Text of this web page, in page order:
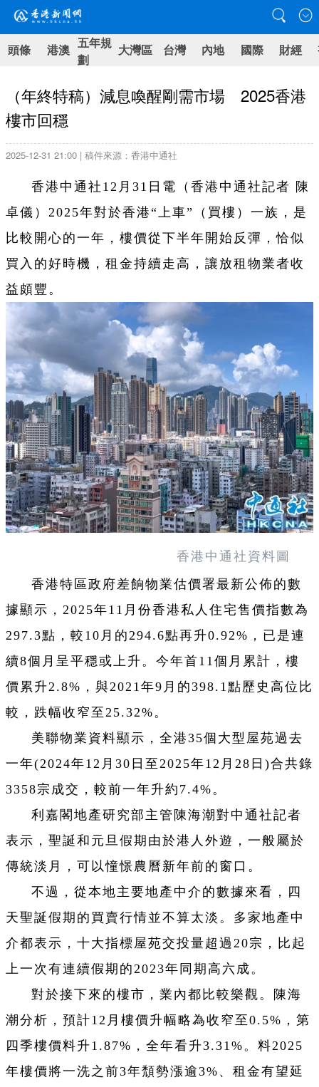
頭條 港澳 五年規
劃
大灣區 台灣 內地 國際 財經
（年終特稿）減息喚醒剛需市場 2025香港
樓市回穩
2025-12-31 21:00 | 稿件來源：香港中通社
香港中通社12月31日電（ 香港中通社記者 陳
卓儀） 2025年對於香港“上車”（買樓）一族，是
比較開心的一年，樓價從下半年開始反彈，恰似
買入的好時機，租金持續走高，讓放租物業者收
益頗豐。
香港中通社資料圖
香港特區政府差餉物業估價署最新公佈的數
據顯示，2025年11月份香港私人住宅售價指數為
297.3點，較10月的294.6點再升0.92%，已是連
續8個月呈平穩或上升。今年首11個月累計，樓
價累升2.8%，與2021年9月的398.1點歷史高位比
較，跌幅收窄至25.32%。
美聯物業資料顯示，全港35個大型屋苑過去
一年(2024年12月30日至2025年12月28日)合共錄
3358宗成交，較前一年升約7.4%。
利嘉閣地產研究部主管陳海潮對中通社記者
表示，聖誕和元旦假期由於港人外遊，一般屬於
傳統淡月，可以憧憬農曆新年前的窗口。
不過，從本地主要地產中介的數據來看，四
天聖誕假期的買賣行情並不算太淡。多家地產中
介都表示，十大指標屋苑交投量超過20宗，比起
上一次有連續假期的2023年同期高六成。
對於接下來的樓市，業內都比較樂觀。陳海
潮分析，預計12月樓價升幅略為收窄至0.5%，第
四季樓價料升1.87%，全年看升3.31%。料2025
年樓價將一洗之前3年頹勢漲逾3%、租金有望延